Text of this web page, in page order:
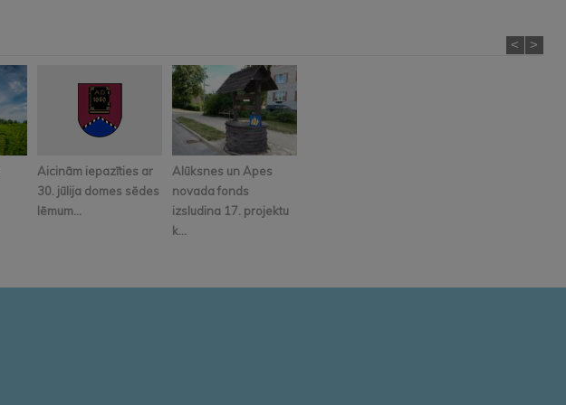
Aicinām iepazīties ar
30. jūlija domes sēdes
lēmum...
Alūksnes un Apes
novada fonds
izsludina 17. projektu
k...
< >